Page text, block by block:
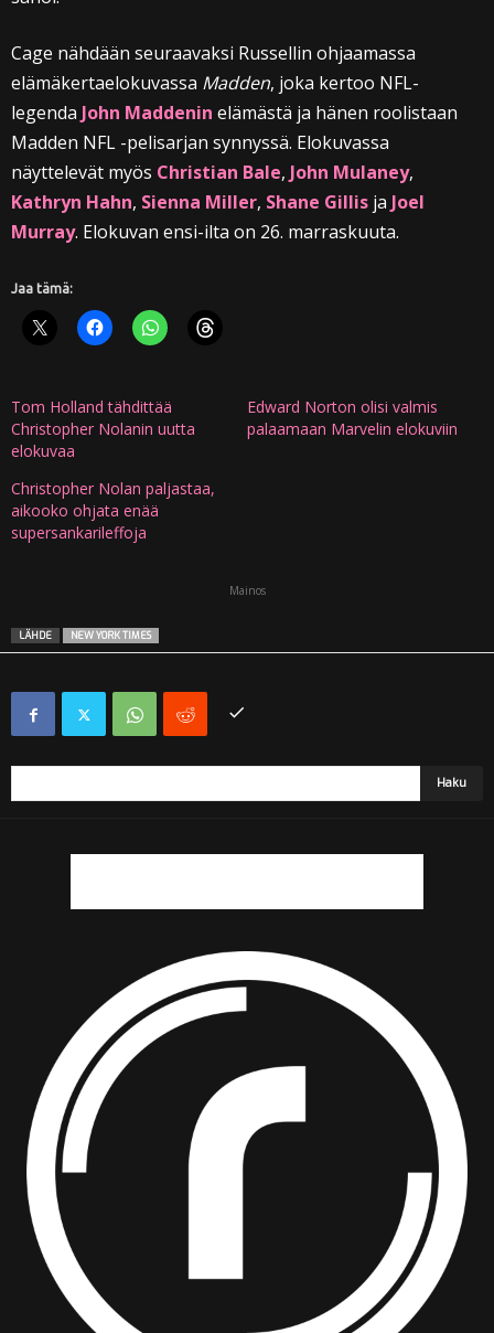
Cage nähdään seuraavaksi Russellin ohjaamassa
elämäkertaelokuvassa Madden, joka kertoo NFL-
legenda John Maddenin elämästä ja hänen roolistaan
Madden NFL -pelisarjan synnyssä. Elokuvassa
näyttelevät myös Christian Bale, John Mulaney,
Kathryn Hahn, Sienna Miller, Shane Gillis ja Joel
Murray. Elokuvan ensi-ilta on 26. marraskuuta.
Jaa tämä:
Tom Holland tähdittää
Christopher Nolanin uutta
elokuvaa
Edward Norton olisi valmis
palaamaan Marvelin elokuviin
Christopher Nolan paljastaa,
aikooko ohjata enää
supersankarileffoja
Mainos
LÄHDE NEW YORK TIMES